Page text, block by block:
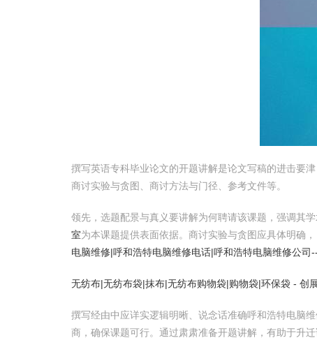
撰写英语专科毕业论文的开题讲解是论文写稿的进击要
商讨实验与贪图、商讨方法与门径、参考文件等。
领先，选题配景与真义要讲解为何聘请该课题，强调其
室为本课题提供表面依据。商讨实验与贪图应具体明确，
电脑维修|呼和浩特电脑维修电话|呼和浩特电脑维修公司
无纺布|无纺布袋|抹布|无纺布购物袋|购物袋|环保袋 - 创
撰写经由中应详实逻辑明晰、说念话准确呼和浩特电脑
商，确保课题可行。通过肃肃准备开题讲解，有助于升